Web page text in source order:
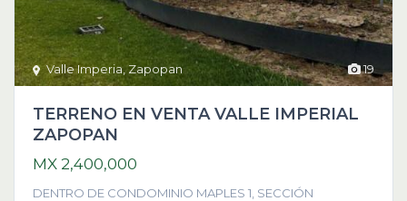
19
Valle Imperia ,Zapopan
TERRENO EN VENTA VALLE IMPERIAL
ZAPOPAN
MX 2,400,000
DENTRO DE CONDOMINIO MAPLES 1, SECCIÓN